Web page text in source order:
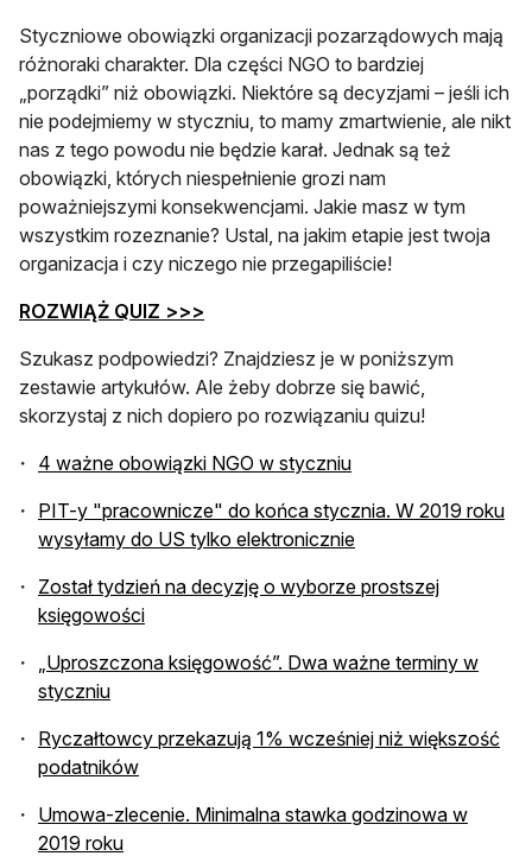
Styczniowe obowiązki organizacji pozarządowych mają
różnoraki charakter. Dla części NGO to bardziej
„porządki” niż obowiązki. Niektóre są decyzjami – jeśli ich
nie podejmiemy w styczniu, to mamy zmartwienie, ale nikt
nas z tego powodu nie będzie karał. Jednak są też
obowiązki, których niespełnienie grozi nam
poważniejszymi konsekwencjami. Jakie masz w tym
wszystkim rozeznanie? Ustal, na jakim etapie jest twoja
organizacja i czy niczego nie przegapiliście!
ROZWIĄŻ QUIZ >>>
Szukasz podpowiedzi? Znajdziesz je w poniższym
zestawie artykułów. Ale żeby dobrze się bawić,
skorzystaj z nich dopiero po rozwiązaniu quizu!
4 ważne obowiązki NGO w styczniu
PIT-y "pracownicze" do końca stycznia. W 2019 roku
wysyłamy do US tylko elektronicznie
Został tydzień na decyzję o wyborze prostszej
księgowości
„Uproszczona księgowość”. Dwa ważne terminy w
styczniu
Ryczałtowcy przekazują 1% wcześniej niż większość
podatników
Umowa-zlecenie. Minimalna stawka godzinowa w
2019 roku